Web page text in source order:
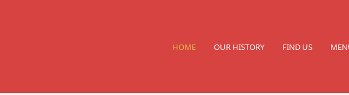
HOME OUR HISTORY FIND US